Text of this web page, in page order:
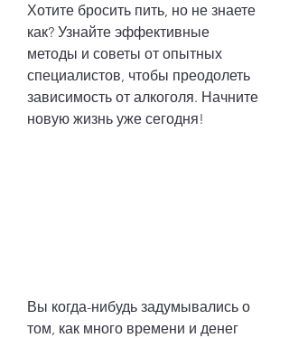
Хотите бросить пить, но не знаете
как? Узнайте эффективные
методы и советы от опытных
специалистов, чтобы преодолеть
зависимость от алкоголя. Начните
новую жизнь уже сегодня!
Вы когда-нибудь задумывались о
том, как много времени и денег